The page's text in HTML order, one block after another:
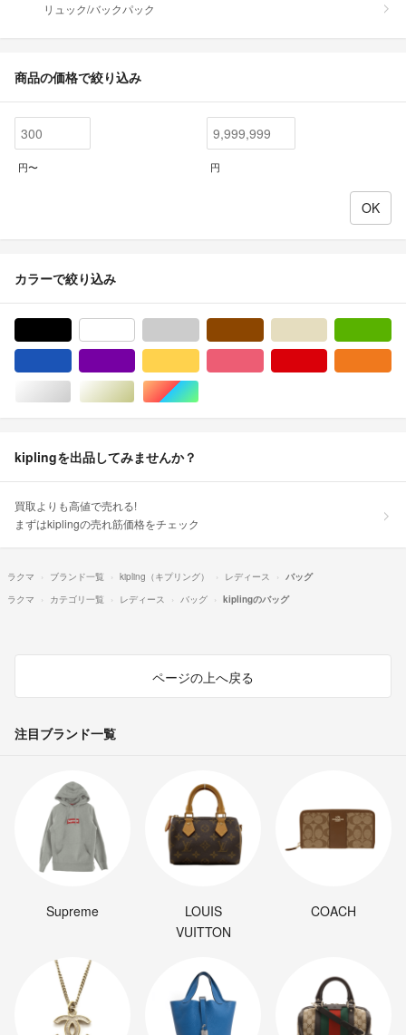
リュック/バックパック
商品の価格で絞り込み
円〜 円
カラーで絞り込み
シルバー/銀色系ゴールド/金色系マルチカラー
kiplingを出品してみませんか？
買取よりも高値で売れる!
まずはkiplingの売れ筋価格をチェック
ラクマ ブランド一覧 kipling（キプリング） レディース
バッグ
ラクマ
カテゴリ一覧 レディース バッグ kiplingのバッグ
ページの上へ戻る
注目ブランド一覧
Supreme
LOUIS
VUITTON
COACH